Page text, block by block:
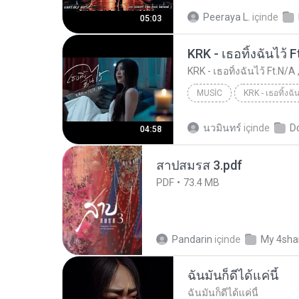
05:03 Peeraya L. içinde
04:58
KRK - เธอทิ้งฉันไว้
KRK - เธอทิ้งฉันไว้ Ft.N/A
MUSIC
นวมินทร์ içinde
สาปสมรส 3.pdf
PDF 73.4 MB
Pandarin içinde My
ฉันมันก็ดีได้แค่นี้
ฉันมันก็ดีได้แค่นี้